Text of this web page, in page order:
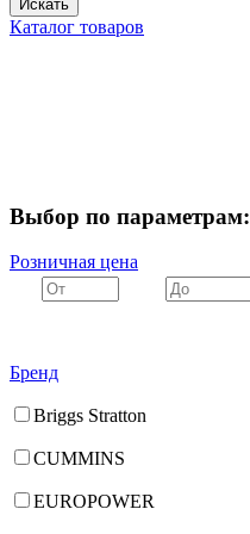
Искать
Каталог товаров
Выбор по параметрам:
Розничная цена
Бренд
Briggs Stratton
CUMMINS
EUROPOWER